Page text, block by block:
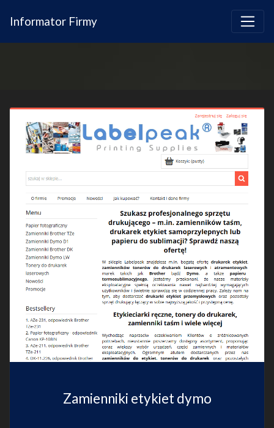
Informator Firmy
Zamienniki etykiet dymo